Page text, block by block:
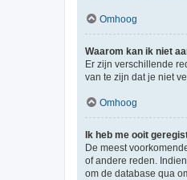
Omhoog
Waarom kan ik niet
Er zijn verschillende
van te zijn dat je niet
Omhoog
Ik heb me ooit
De meest
of andere reden.
om de database qua